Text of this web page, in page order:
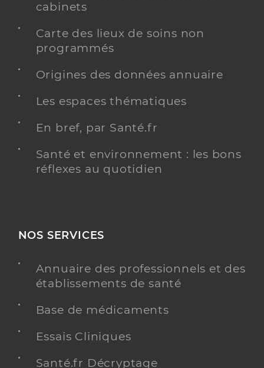
cabinets
Carte des lieux de soins non
programmés
Origines des données annuaire
Les espaces thématiques
En bref, par Santé.fr
Santé et environnement : les bons
réflexes au quotidien
NOS SERVICES
Annuaire des professionnels et des
établissements de santé
Base de médicaments
Essais Cliniques
Santé.fr Décryptage